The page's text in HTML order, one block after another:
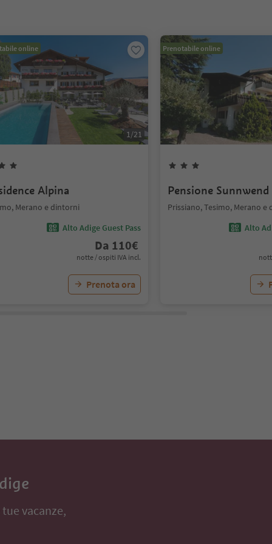
online
1/21
Alpina
Merano e dintorni
Alto Adige Guest Pass
Da 110€
notte / ospiti IVA incl.
Prenota ora
Prenotabile online
Pensione Sunnwend
Prissiano, Tesimo, Merano
Alto
vacanze,